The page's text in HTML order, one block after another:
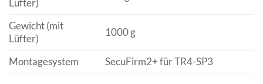
Lüfter)
Gewicht (mit
Lüfter)
1000 g
Montagesystem SecuFirm2+ für TR4-SP3